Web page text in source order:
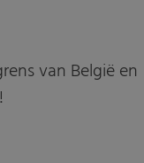
van België en